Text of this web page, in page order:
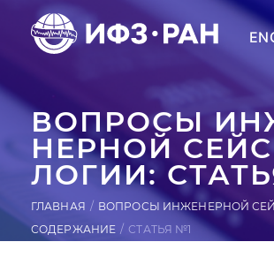
ВОПРОСЫ
НЕР­НОЙ
ЛОГИИ:
ГЛАВНАЯ
ВОПРОСЫ ИНЖЕНЕРНОЙ
СОДЕРЖАНИЕ
СТАТЬЯ №1